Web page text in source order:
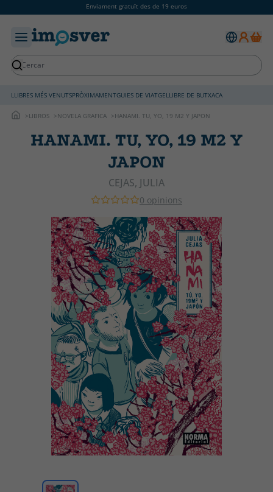
Enviament gratuït des de 19 euros
LLIBRES MÉS VENUTSPRÒXIMAMENTGUIES DE VIATGELLIBRE DE BUTXACA
LIBROS NOVELA GRAFICA HANAMI. TU, YO, 19 M2 Y JAPON
HANAMI. TU, YO, 19 M2 Y
JAPON
CEJAS, JULIA
0 opinions